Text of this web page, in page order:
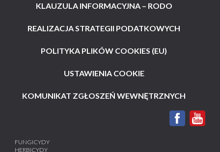
KLAUZULA INFORMACYJNA – RODO
REALIZACJA STRATEGII PODATKOWYCH
POLITYKA PLIKÓW COOKIES (EU)
USTAWIENIA COOKIE
KOMUNIKAT ZGŁOSZEŃ WEWNĘTRZNYCH
FUNGICYDY
HERBICYDY